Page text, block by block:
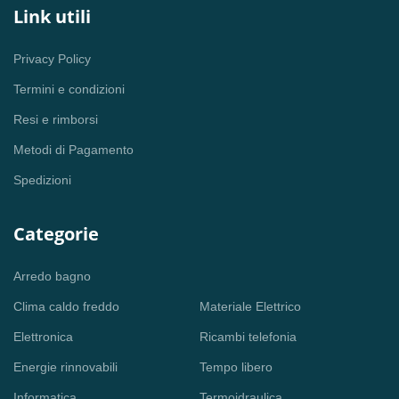
Link utili
Privacy Policy
Termini e condizioni
Resi e rimborsi
Metodi di Pagamento
Spedizioni
Categorie
Arredo bagno
Clima caldo freddo
Elettronica
Energie rinnovabili
Materiale Elettrico
Ricambi telefonia
Tempo libero